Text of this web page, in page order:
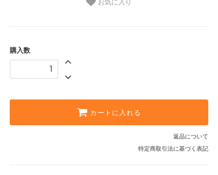
お気に入り
購入数
カートに入れる
返品について
特定商取引法に基づく表記